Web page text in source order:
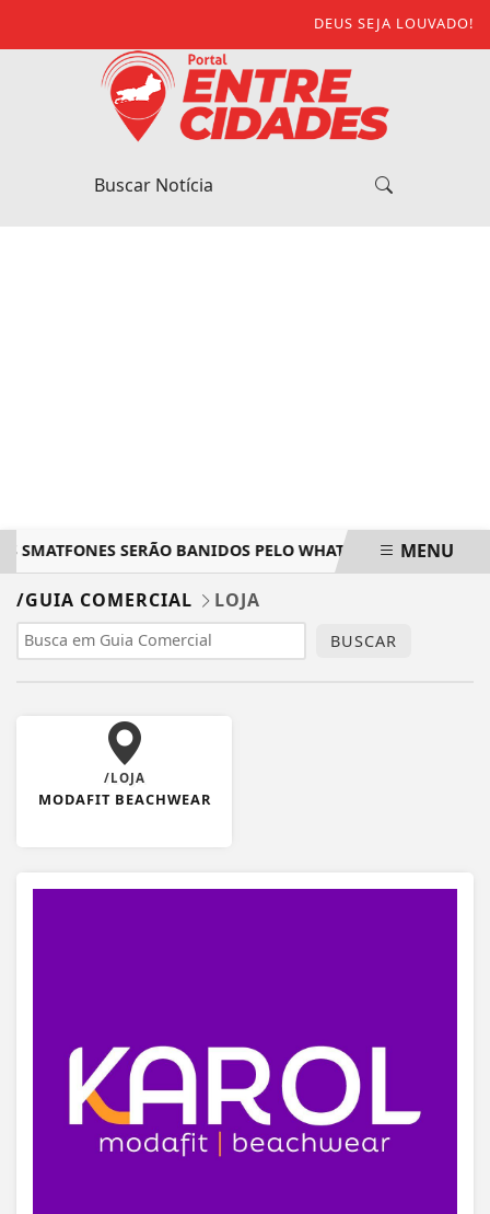
DEUS SEJA LOUVADO!
SMATFONES SERÃO BANIDOS PELO WHATSAPP; VEJA A LISTA
EM ALTA
MENU
/GUIA COMERCIAL LOJA
BUSCAR
/LOJA
MODAFIT BEACHWEAR